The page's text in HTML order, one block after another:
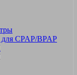
CPAP/BPAP